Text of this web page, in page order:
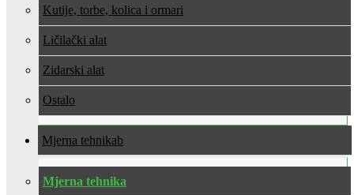
Kutije, torbe, kolica i ormari
Ličilački alat
Zidarski alat
Ostalo
Mjerna tehnika
Mjerna tehnika